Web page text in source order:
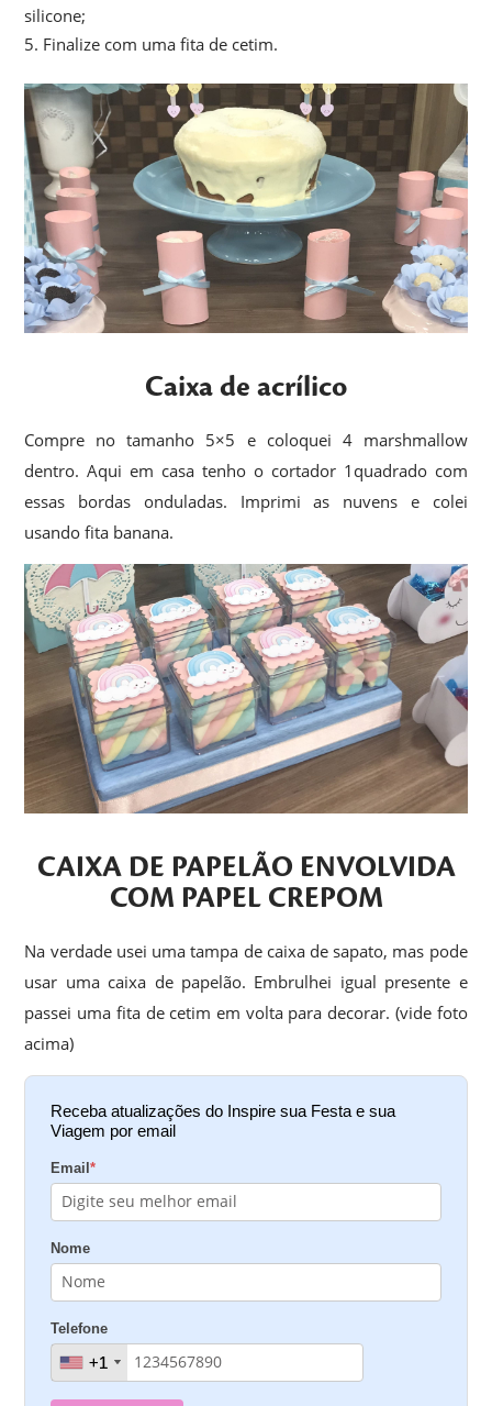
silicone;
Finalize com uma fita de cetim.
Caixa de acrílico
Compre no tamanho 5×5 e coloquei 4 marshmallow
dentro. Aqui em casa tenho o cortador 1quadrado com
essas bordas onduladas. Imprimi as nuvens e colei
usando fita banana.
CAIXA DE PAPELÃO ENVOLVIDA
COM PAPEL CREPOM
Na verdade usei uma tampa de caixa de sapato, mas pode
usar uma caixa de papelão. Embrulhei igual presente e
passei uma fita de cetim em volta para decorar. (vide foto
acima)
Receba atualizações do Inspire sua Festa e sua
Viagem por email
Email*
Nome
Telefone
+1
+1